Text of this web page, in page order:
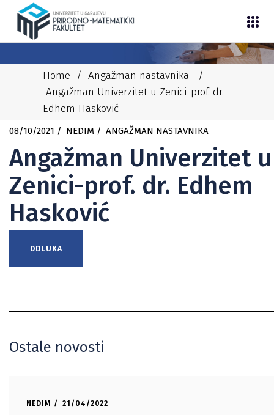
Home /Angažman nastavnika
/
Angažman Univerzitet u Zenici-prof. dr.
Edhem Hasković
08/10/2021 NEDIM ANGAŽMAN NASTAVNIKA
Angažman Univerzitet u
Zenici-prof. dr. Edhem
Hasković
ODLUKA
Ostale novosti
NEDIM 21/04/2022